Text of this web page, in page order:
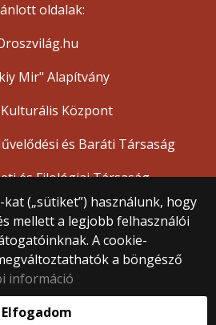
kat („sütiket”) használunk, hogy
mellett a legjobb felhasználói
A cookie-
a böngésző
információ
Elfogadom
oldalak:
Mir" Alapítvány
Központ
és Baráti Társaság
és Filológiai Társaság
Tudományegyetem
jog fenntartva.
Egyetem tér 1–3.
+36 1 411 6500